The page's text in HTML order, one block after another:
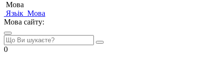
Мова
Язьік Мова
Мова сайту:
0